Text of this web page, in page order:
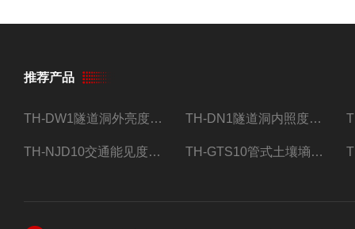
推荐产品
TH-DW1隧道洞外亮度检测器设备 TH-DN1隧道洞内照度检测器设备
TH-NJD10交通能见度监测站 TH-GTS10管式土壤墒情自动监测仪